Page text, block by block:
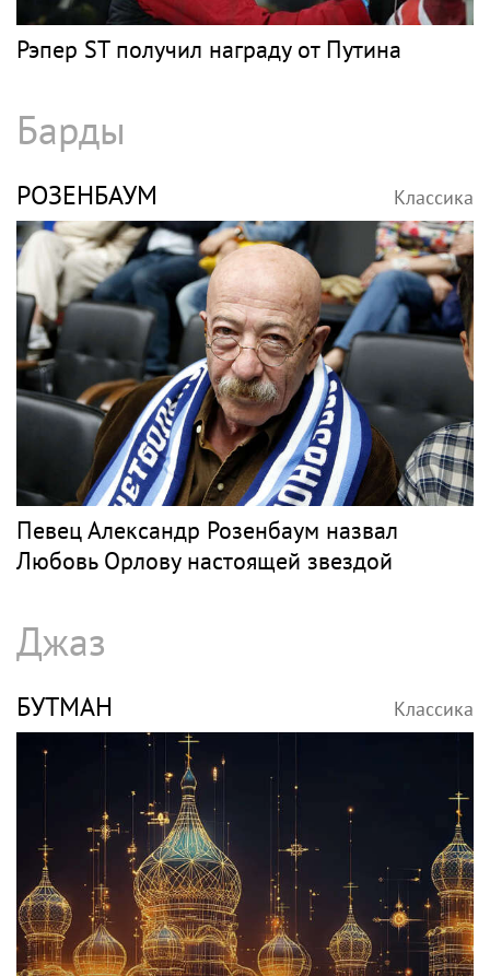
Рэпер ST получил награду от Путина
Барды
РОЗЕНБАУМ Классика
Певец Александр Розенбаум назвал
Любовь Орлову настоящей звездой
Джаз
БУТМАН Классика